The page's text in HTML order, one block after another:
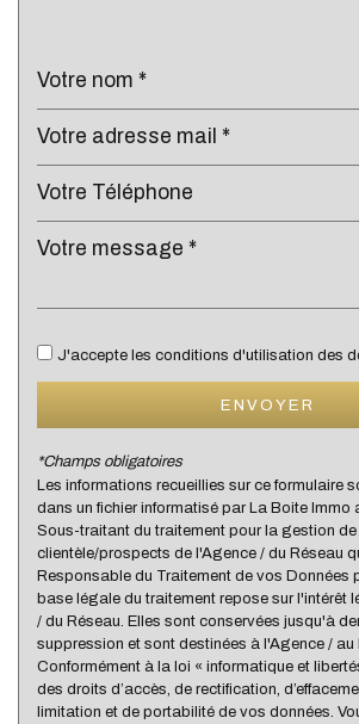
Enseignement supérieur
Lycée
statistiques
Nous n'avons pas pu déterminer de
cette ville
J'accepte les conditions d'utilisation des
ENVOYER
*Champs obligatoires
Les informations recueillies sur ce formulaire
dans un fichier informatisé par La Boite
Sous-traitant du traitement pour la gestion de
clientèle/prospects de l'Agence / du Réseau
Responsable du Traitement de vos Données
base légale du traitement repose sur l'intérêt
/ du Réseau. Elles sont conservées jusqu'à
suppression et sont destinées à l'Agence / au
Conformément à la loi « informatique et
des droits d’accès, de rectification,
limitation et de portabilité de vos données.